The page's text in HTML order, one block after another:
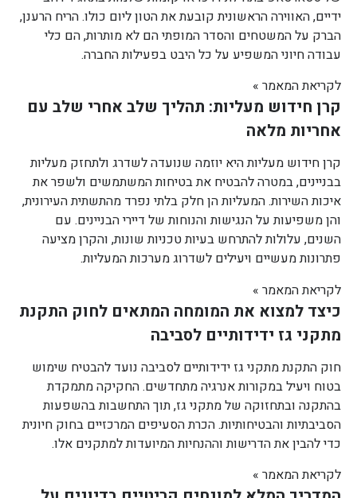
ידיים, האווירה הראשונית קובעת את הטון ליום כולו. הריח הרענן,
הברק על המשטחים והסדר המופתי הם לא מותרות, הם כלי
עבודה חיוני המשפיע על כל היבט בפעילות החברה.
לקריאת המאמר »
קרן חידוש מעליות: תהליך שלב אחרי שלב עם
אחריות מלאה
קרן חידוש מעליות היא יוזמה שנועדה לשדרג ולתחזק מעליות
בבניינים, במטרה להבטיח את בטיחות המשתמשים ולשפר את
איכות השירות. המעליות הן חלק בלתי נפרד מהתשתית העירונית,
והן משפיעות על הנגישות והנוחות של דיירי הבניינים. עם
השנים, עלולות להתרחש בעיות טכניות שונות, והקרן מציעה
פתרונות מעשיים ויעילים לשדרוג מערכות המעליות.
לקריאת המאמר »
כיצד למצוא את המומחה המתאים לחוק התקנת
מתקני גז ידידותיים לסביבה
חוק התקנת מתקני גז ידידותיים לסביבה נועד להבטיח שימוש
בטוח ויעיל במקורות אנרגיה מתחדשים. החקיקה מתמקדת
בהתקנה ובתחזוקה של מתקני גז, תוך התחשבות בהשפעות
הסביבתיות והבטיחותיות. הכרת הסעיפים המרכזיים בחוק חיונית
כדי להבין את הדרישות וההנחיות המיועדות למתקנים אלו.
לקריאת המאמר »